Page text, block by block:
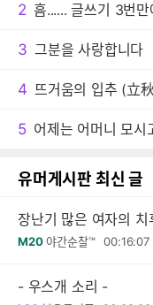
2 흠...... 글쓰기 3번
3 그분을 사랑합니다
4 뜨거움의 입추 (立
5 어제는 어머니 모시
유머게시판 최신 글
장난기 많은 여자의 치
M20 야간순찰™ 00:16:07
- 우스개 소리 -